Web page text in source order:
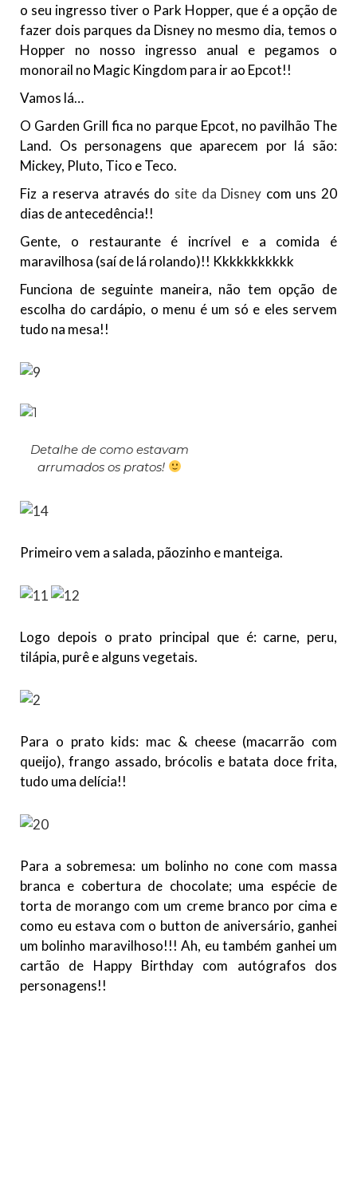
o seu ingresso tiver o Park Hopper, que é a opção de
fazer dois parques da Disney no mesmo dia, temos o
Hopper no nosso ingresso anual e pegamos o
monorail no Magic Kingdom para ir ao Epcot!!
Vamos lá…
O Garden Grill fica no parque Epcot, no pavilhão The
Land. Os personagens que aparecem por lá são:
Mickey, Pluto, Tico e Teco.
Fiz a reserva através do site da Disney com uns 20
dias de antecedência!!
Gente, o restaurante é incrível e a comida é
maravilhosa (saí de lá rolando)!! Kkkkkkkkkkk
Funciona de seguinte maneira, não tem opção de
escolha do cardápio, o menu é um só e eles servem
tudo na mesa!!
Detalhe de como estavam
arrumados os pratos!
Primeiro vem a salada, pãozinho e manteiga.
Logo depois o prato principal que é: carne, peru,
tilápia, purê e alguns vegetais.
Para o prato kids: mac & cheese (macarrão com
queijo), frango assado, brócolis e batata doce frita,
tudo uma delícia!!
Para a sobremesa: um bolinho no cone com massa
branca e cobertura de chocolate; uma espécie de
torta de morango com um creme branco por cima e
como eu estava com o button de aniversário, ganhei
um bolinho maravilhoso!!! Ah, eu também ganhei um
cartão de Happy Birthday com autógrafos dos
personagens!!